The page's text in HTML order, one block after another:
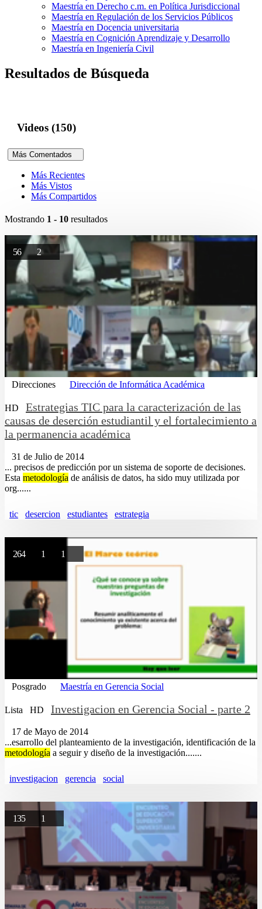
Maestría en Derecho c.m. en Política Jurisdiccional
Maestría en Regulación de los Servicios Públicos
Maestría en Docencia universitaria
Maestría en Cognición Aprendizaje y Desarrollo
Maestría en Ingeniería Civil
Resultados de Búsqueda
Videos (150)
Más Comentados
Más Recientes
Más Vistos
Más Compartidos
Mostrando 1 - 10 resultados
56 2
Direcciones Dirección de Informática Académica
HD
Estrategias TIC para la caracterización de las
causas de deserción estudiantil y el fortalecimiento a
la permanencia académica
31 de Julio de 2014
... precisos de predicción por un sistema de soporte de decisiones.
Esta metodología de análisis de datos, ha sido muy utilizada por
org......
tic desercion estudiantes estrategia
264 1 1
Posgrado Maestría en Gerencia Social
Lista HD Investigacion en Gerencia Social - parte 2
17 de Mayo de 2014
...esarrollo del planteamiento de la investigación, identificación de la
metodología a seguir y diseño de la investigación.......
investigacion gerencia social
135 1